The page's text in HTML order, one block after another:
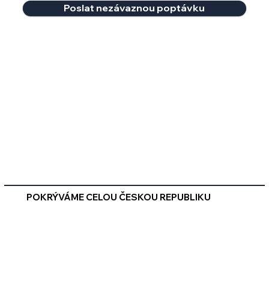
POKRÝVÁME CELOU ČESKOU REPUBLIKU
Poslat nezávaznou poptávku